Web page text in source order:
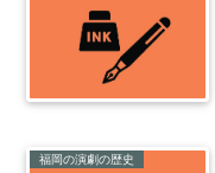
福岡の演劇の歴史